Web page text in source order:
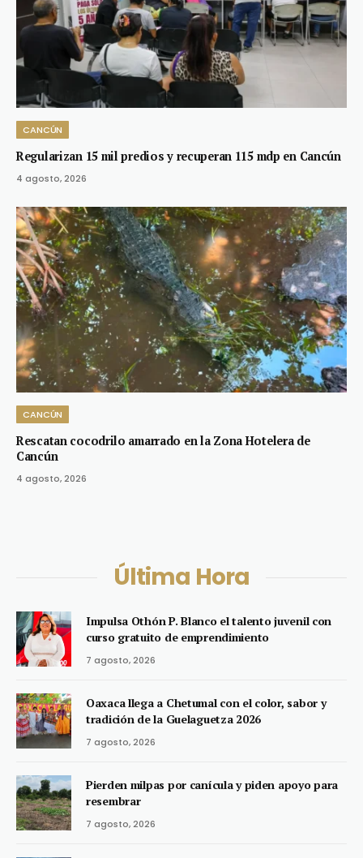
CANCÚN
Regularizan 15 mil predios y recuperan 115 mdp en Cancún
4 agosto, 2026
CANCÚN
Rescatan cocodrilo amarrado en la Zona Hotelera de
Cancún
4 agosto, 2026
Última Hora
Impulsa Othón P. Blanco el talento juvenil con
curso gratuito de emprendimiento
7 agosto, 2026
Oaxaca llega a Chetumal con el color, sabor y
tradición de la Guelaguetza 2026
7 agosto, 2026
Pierden milpas por canícula y piden apoyo para
resembrar
7 agosto, 2026